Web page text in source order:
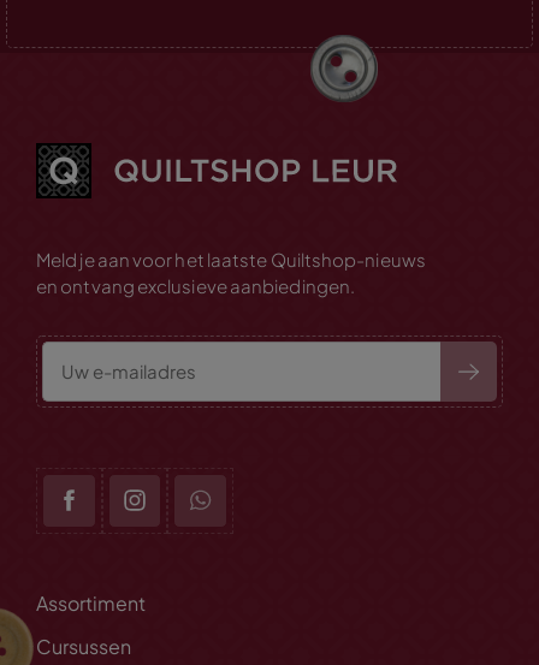
Meld je aan voor het laatste Quiltshop-nieuws
en ontvang exclusieve aanbiedingen.
Assortiment
Cursussen